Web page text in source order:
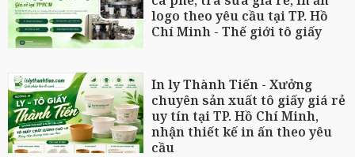
logo theo yêu cầu tại TP. Hồ
Chí Minh - Thế giới tô giấy
In ly Thành Tiến - Xưởng
chuyên sản xuất tô giấy giá rẻ
uy tín tại TP. Hồ Chí Minh,
nhận thiết kế in ấn theo yêu
cầu